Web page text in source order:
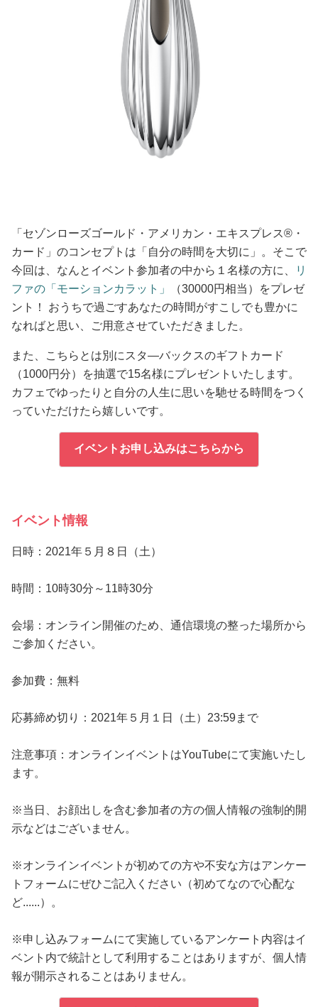
「セゾンローズゴールド・アメリカン・エキスプレス®・
カード」のコンセプトは「自分の時間を大切に」。そこで
今回は、なんとイベント参加者の中から１名様の方に、
リ
ファの「モーションカラット」
（30000円相当）をプレゼ
ント！ おうちで過ごすあなたの時間がすこしでも豊かに
なればと思い、ご用意させていただきました。
また、こちらとは別にスタ―バックスのギフトカード
（1000円分）を抽選で15名様にプレゼントいたします。
カフェでゆったりと自分の人生に思いを馳せる時間をつく
っていただけたら嬉しいです。
イベントお申し込みはこちらから
イベント情報
日時：2021年５月８日（土）
時間：10時30分～11時30分
会場：オンライン開催のため、通信環境の整った場所から
ご参加ください。
参加費：無料
応募締め切り：2021年５月１日（土）23:59まで
注意事項：オンラインイベントはYouTubeにて実施いたし
ます。
※当日、お顔出しを含む参加者の方の個人情報の強制的開
示などはございません。
※オンラインイベントが初めての方や不安な方はアンケー
トフォームにぜひご記入ください（初めてなので心配な
ど......）。
※申し込みフォームにて実施しているアンケート内容はイ
ベント内で統計として利用することはありますが、個人情
報が開示されることはありません。